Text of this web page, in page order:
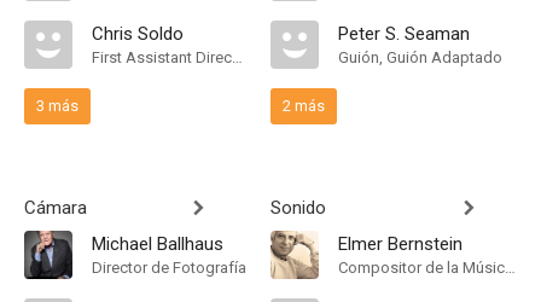
Chris Soldo
First Assistant Director
3 más
Cámara
Michael Ballhaus
Director de Fotografía
Peter S. Seaman
Guión, Guión Adaptado
2 más
Sonido
Elmer Bernstein
Compositor de la Música Original